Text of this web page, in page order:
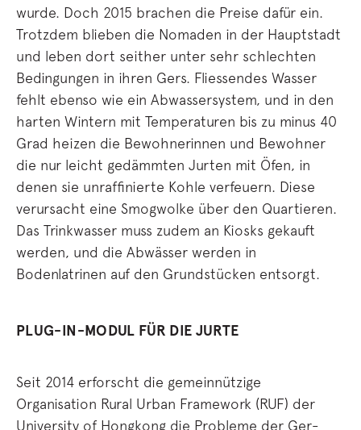
wurde. Doch 2015 brachen die Preise dafür ein.
Trotzdem blieben die Nomaden in der Hauptstadt
und leben dort seither unter sehr schlechten
Bedingungen in ihren Gers. Fliessendes Wasser
fehlt ebenso wie ein Abwassersystem, und in den
harten Wintern mit Temperaturen bis zu minus 40
Grad heizen die Bewohnerinnen und Bewohner
die nur leicht gedämmten Jurten mit Öfen, in
denen sie unraffinierte Kohle verfeuern. Diese
verursacht eine Smogwolke über den Quartieren.
Das Trinkwasser muss zudem an Kiosks gekauft
werden, und die Abwässer werden in
Bodenlatrinen auf den Grundstücken entsorgt.
PLUG-IN-MODUL FÜR DIE JURTE
Seit 2014 erforscht die gemeinnützige
Organisation Rural Urban Framework (RUF) der
University of Hongkong die Probleme der Ger-